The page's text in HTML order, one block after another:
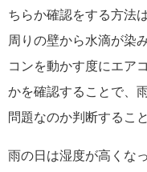
ちらか確認をする方法
周りの壁から水滴が染
コンを動かす度にエア
かを確認することで、
問題なのか判断するこ
雨の日は湿度が高くな